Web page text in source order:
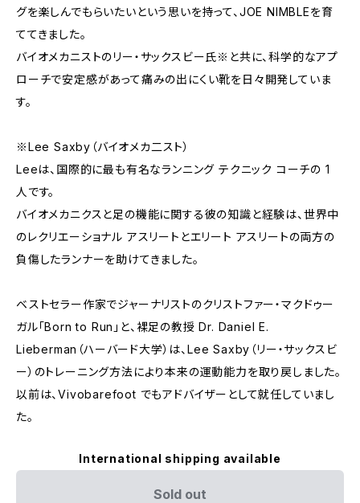
グを楽しんでもらいたいという思いを持って、JOE NIMBLEを育
ててきました。
バイオメカニストのリー・サックスビー氏※と共に、科学的なアプ
ローチで安定感があって痛みの出にくい靴を日々開発していま
す。
※Lee Saxby（バイオメカ二スト）
Leeは、国際的に最も有名なランニング テクニック コーチの 1
人です。
バイオメカニクスと足の機能に関する彼の知識と経験は、世界中
のレクリエーショナル アスリートとエリート アスリートの両方の
負傷したランナーを助けてきました。
ベストセラー作家でジャーナリストのクリストファー・マクドゥー
ガル「Born to Run」と、裸足の教授 Dr. Daniel E.
Lieberman（ハーバード大学）は、Lee Saxby（リー・サックスビ
ー）のトレーニング方法により本来の運動能力を取り戻しました。
以前は、Vivobarefoot でもアドバイザーとして就任していまし
た。
International shipping available
Sold out